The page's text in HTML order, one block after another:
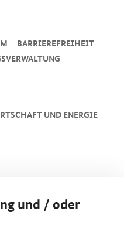
UND ENERGIE
BARRIEREFREIHEIT
und / oder